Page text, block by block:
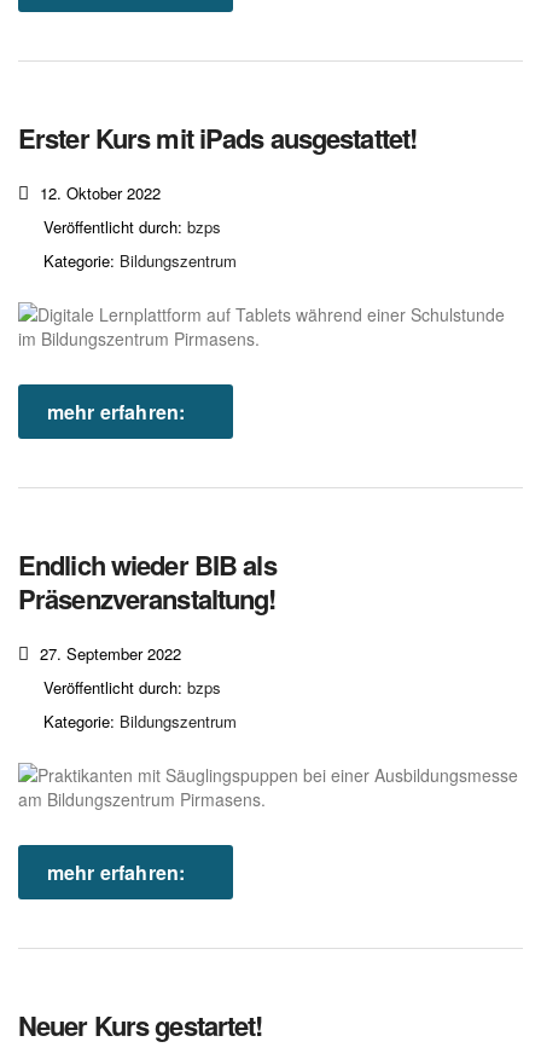
Erster Kurs mit iPads ausgestattet!
12. Oktober 2022
Veröffentlicht durch: bzps
Kategorie: Bildungszentrum
mehr erfahren:
Endlich wieder BIB als
Präsenzveranstaltung!
27. September 2022
Veröffentlicht durch: bzps
Kategorie: Bildungszentrum
mehr erfahren:
Neuer Kurs gestartet!